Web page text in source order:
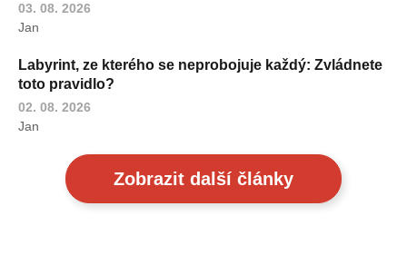
03. 08. 2026
Jan
Labyrint, ze kterého se neprobojuje každý: Zvládnete
toto pravidlo?
02. 08. 2026
Jan
Zobrazit další články